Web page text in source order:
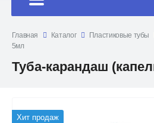
Главная Каталог Пластиковые тубы
5мл
Туба-карандаш
Хит продаж